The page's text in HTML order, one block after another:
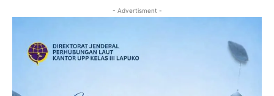
- Advertisment -